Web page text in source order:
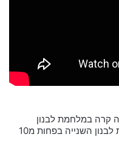
קרה במלחמת לבנון
השנייה? דורן שפריר מסכם את מלחמת לבנון השנייה בפחות מ10